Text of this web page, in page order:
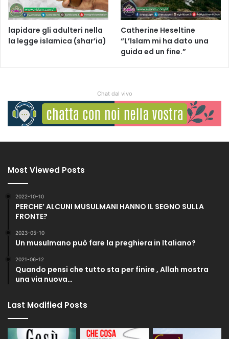
lapidare gli adulteri nella
la legge islamica (shar’ia)
Catherine Heseltine
“L’Islam mi ha dato una
guida ed un fine.”
Chat dal vivo
Most Viewed Posts
2022-10-10
PERCHE’ ALCUNI MUSULMANI HANNO IL SEGNO SULLA
FRONTE?
2023-05-10
Un musulmano può fare la preghiera in Italiano?
2021-06-12
Quando pensi che tutto sta per finire , Allah mostra
una via nuova…
Last Modified Posts